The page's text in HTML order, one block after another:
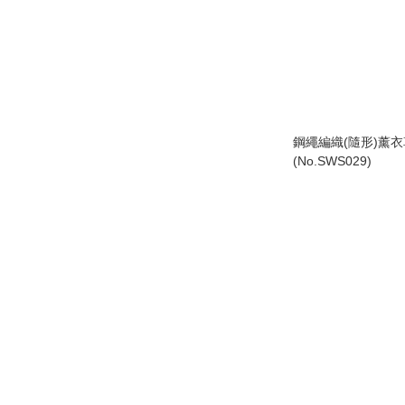
鋼繩編織(隨形)薰
(No.SWS029)